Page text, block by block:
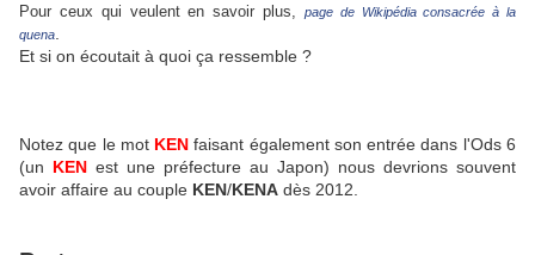
Pour ceux qui veulent en savoir plus,
page de Wikipédia consacrée à la
quena
Et si on écoutait à quoi ça ressemble ?
Notez que le mot KEN faisant également son entrée dans l'Ods 6
(un KEN est une préfecture au Japon) nous devrions souvent
avoir affaire au couple KEN/KENA dès 2012.